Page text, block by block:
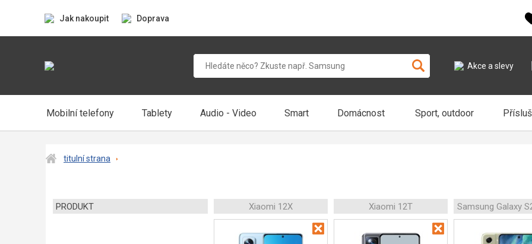
Jak nakoupit Doprava
Akce a slevy
Mobilní telefony Tablety Audio - Video Smart Domácnost Sport, outdoor
titulní strana
PRODUKT Xiaomi 12X Xiaomi 12T Samsung Galaxy